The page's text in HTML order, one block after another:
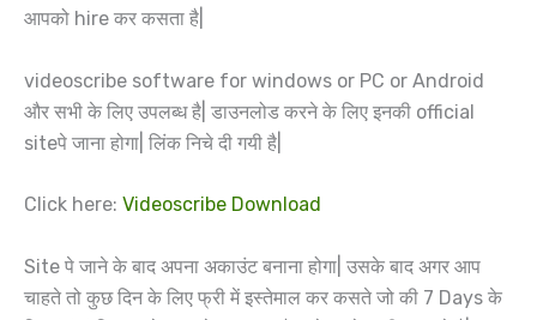
आपको hire कर कसता है|
videoscribe software for windows or PC or Android
और सभी के लिए उपलब्ध है| डाउनलोड करने के लिए इनकी official
siteपे जाना होगा| लिंक निचे दी गयी है|
Click here: Videoscribe Download
Site पे जाने के बाद अपना अकाउंट बनाना होगा| उसके बाद अगर आप
चाहते तो कुछ दिन के लिए फ्री में इस्तेमाल कर कसते जो की 7 Days के